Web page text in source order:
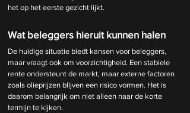
het op het eerste gezicht lijkt.
Wat beleggers hieruit kunnen halen
De huidige situatie biedt kansen voor beleggers,
maar vraagt ook om voorzichtigheid. Een stabiele
rente ondersteunt de markt, maar externe factoren
zoals olieprijzen blijven een risico vormen. Het is
daarom belangrijk om niet alleen naar de korte
termijn te kijken.